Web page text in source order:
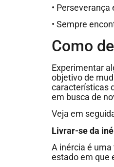
•
• Sempre
Como
Experimentar
objetivo de
características
em busca de
Veja em
Livrar-se da
A inércia é
estado em que